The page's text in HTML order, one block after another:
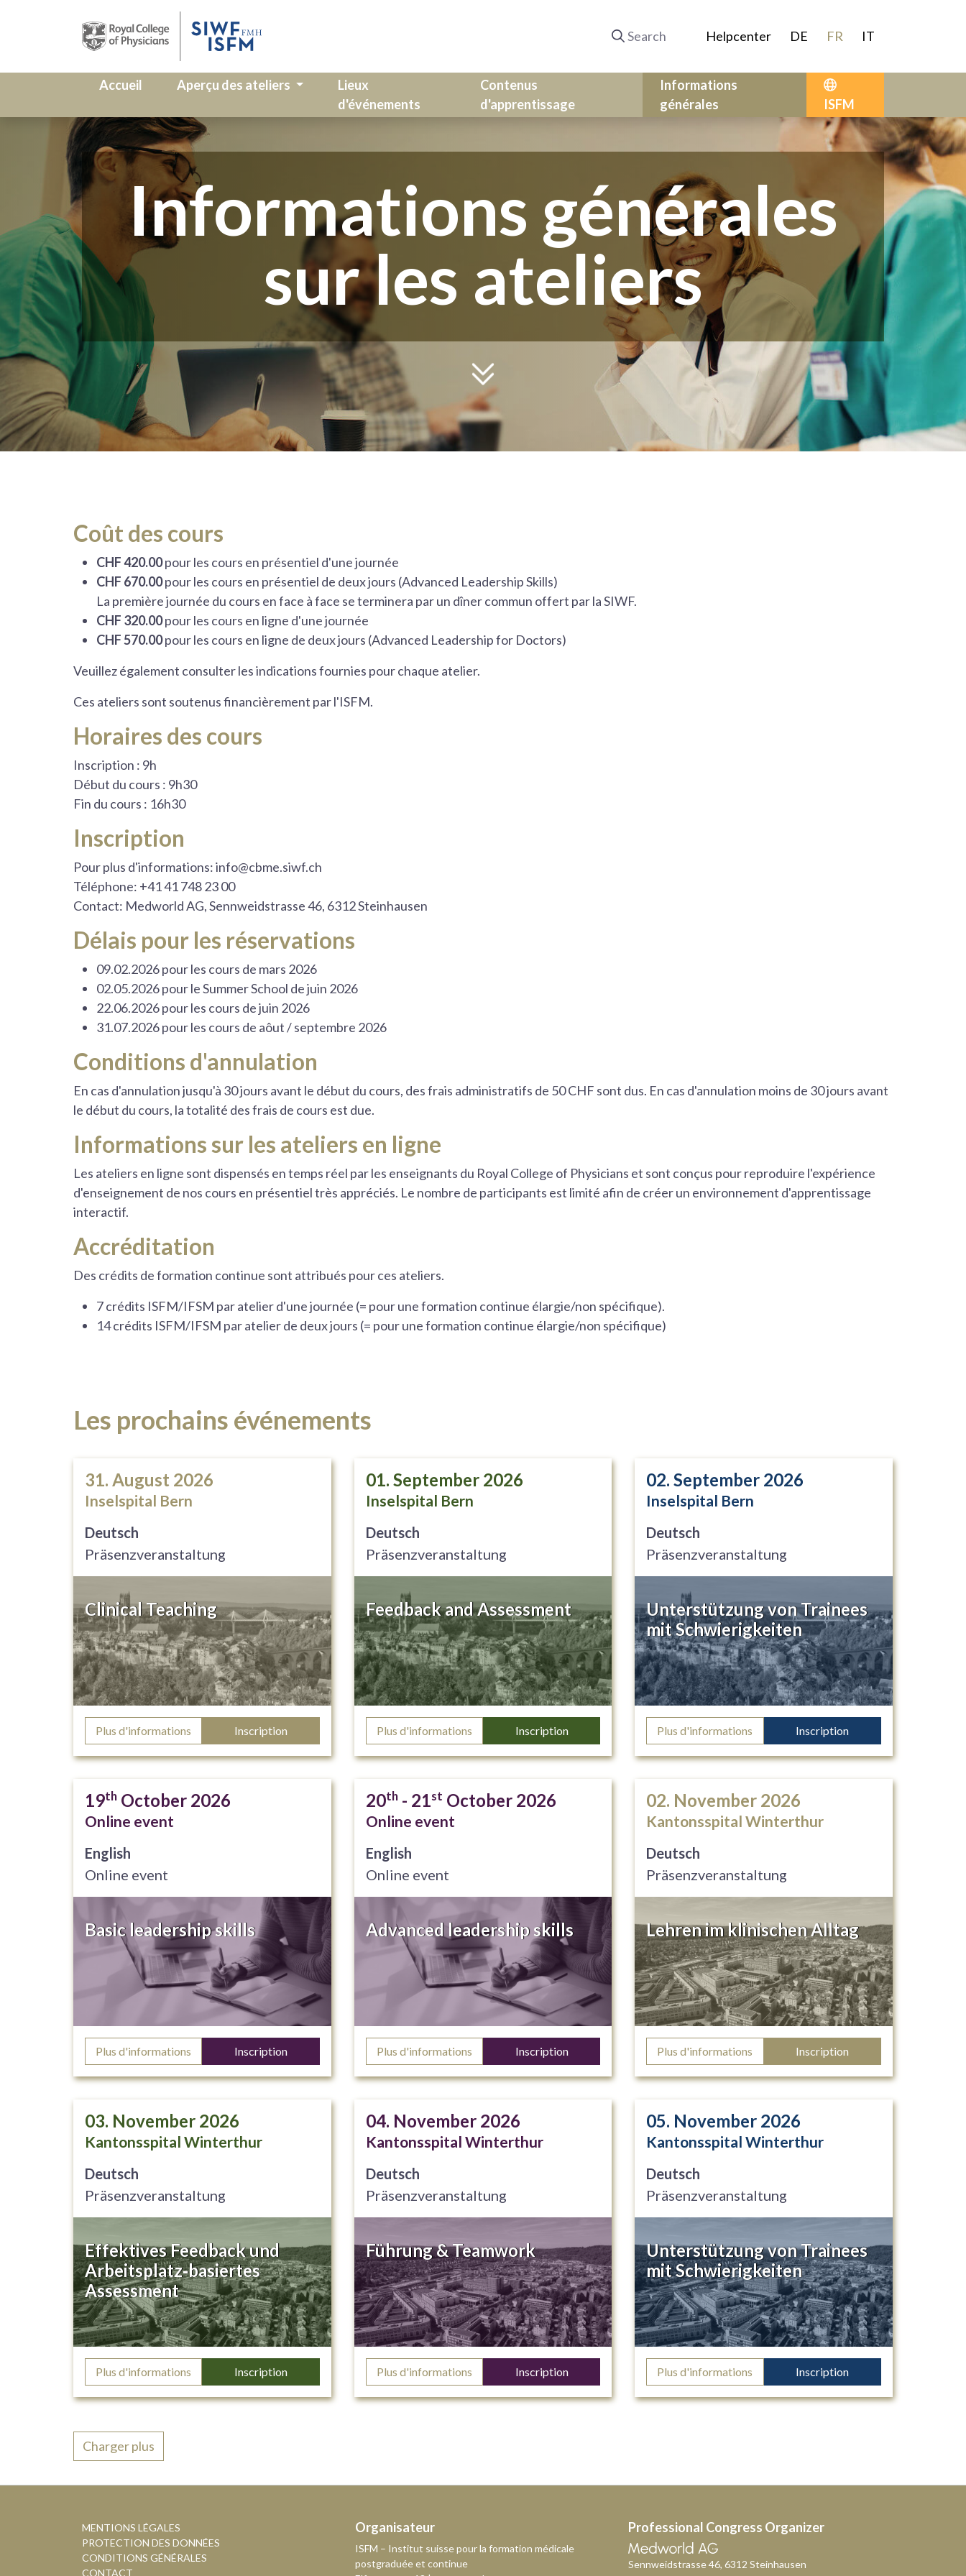
Helpcenter DE FR IT
Accueil Aperçu des ateliers
Lieux
d'événements
Contenus
d'apprentissage
Informations
générales
ISFM
Informations générales
sur les ateliers
Coût des cours
CHF 420.00pour les cours en présentiel d'une journée
CHF 670.00pour les cours en présentiel de deux jours (Advanced Leadership Skills)
La première journée du cours en face à face se terminera par un dîner commun offert par la SIWF.
CHF 320.00pour les cours en ligne d'une journée
CHF 570.00pour les cours en ligne de deux jours (Advanced Leadership for Doctors)
Veuillez également consulter les indications fournies pour chaque atelier.
Ces ateliers sont soutenus financièrement par l'ISFM.
Horaires des cours
Inscription : 9h
Début du cours : 9h30
Fin du cours : 16h30
Inscription
Pour plus d'informations: info@cbme.siwf.ch
Téléphone: +41 41 748 23 00
Contact: Medworld AG, Sennweidstrasse 46, 6312 Steinhausen
Délais pour les réservations
09.02.2026 pour les cours de mars 2026
02.05.2026 pour le Summer School de juin 2026
22.06.2026 pour les cours de juin 2026
31.07.2026 pour les cours de aôut / septembre 2026
Conditions d'annulation
En cas d'annulation jusqu'à 30 jours avant le début du cours, des frais administratifs de 50 CHF sont dus. En cas d'annulation moins de 30 jours avant
le début du cours, la totalité des frais de cours est due.
Informations sur les ateliers en ligne
Les ateliers en ligne sont dispensés en temps réel par les enseignants du Royal College of Physicians et sont conçus pour reproduire l'expérience
d'enseignement de nos cours en présentiel très appréciés. Le nombre de participants est limité afin de créer un environnement d'apprentissage
interactif.
Accréditation
Des crédits de formation continue sont attribués pour ces ateliers.
7 crédits ISFM/IFSM par atelier d'une journée (= pour une formation continue élargie/non spécifique).
14 crédits ISFM/IFSM par atelier de deux jours (= pour une formation continue élargie/non spécifique)
Les prochains événements
31. August 2026
Inselspital Bern
Deutsch
Präsenzveranstaltung
Clinical Teaching
Plus d'informations Inscription
01. September 2026
Inselspital Bern
Deutsch
Präsenzveranstaltung
Feedback and Assessment
Plus d'informations Inscription
02. September 2026
Inselspital Bern
Deutsch
Präsenzveranstaltung
Unterstützung von Trainees
mit Schwierigkeiten
Plus d'informations Inscription
19th October 2026
Online event
English
Online event
Basic leadership skills
Plus d'informations Inscription
20th- 21st October 2026
Online event
English
Online event
Advanced leadership skills
Plus d'informations Inscription
02. November 2026
Kantonsspital Winterthur
Deutsch
Präsenzveranstaltung
Lehren im klinischen Alltag
Plus d'informations Inscription
03. November 2026
Kantonsspital Winterthur
Deutsch
Präsenzveranstaltung
Effektives Feedback und
Arbeitsplatz‐basiertes
Assessment
Plus d'informations Inscription
04. November 2026
Kantonsspital Winterthur
Deutsch
Präsenzveranstaltung
Führung & Teamwork
Plus d'informations Inscription
05. November 2026
Kantonsspital Winterthur
Deutsch
Präsenzveranstaltung
Unterstützung von Trainees
mit Schwierigkeiten
Plus d'informations Inscription
Charger plus
MENTIONS LÉGALES
PROTECTION DES DONNÉES
CONDITIONS GÉNÉRALES
CONTACT
Organisateur
ISFM – Institut suisse pour la formation médicale
postgraduée et continue
Professional Congress Organizer
Sennweidstrasse 46, 6312 Steinhausen